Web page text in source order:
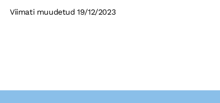
Viimati muudetud 19/12/2023